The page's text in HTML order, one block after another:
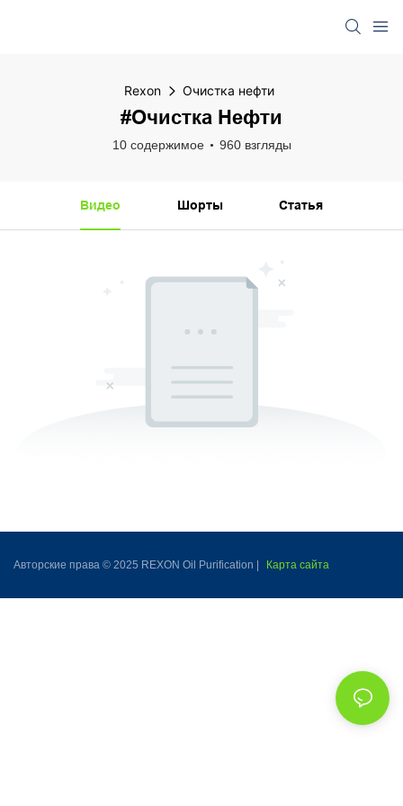
Rexon Очистка нефти
#Очистка Нефти
10 содержимое 960 взгляды
Видео Шорты Статья
Авторские права © 2025 REXON Oil Purification | Карта сайта